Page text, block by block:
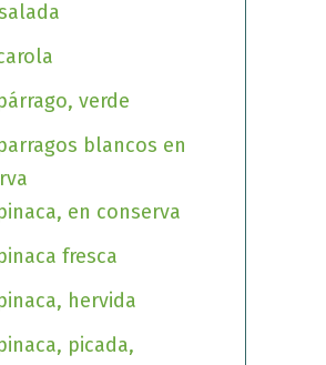
verde
blancos en
en conserva
fresca
hervida
picada,